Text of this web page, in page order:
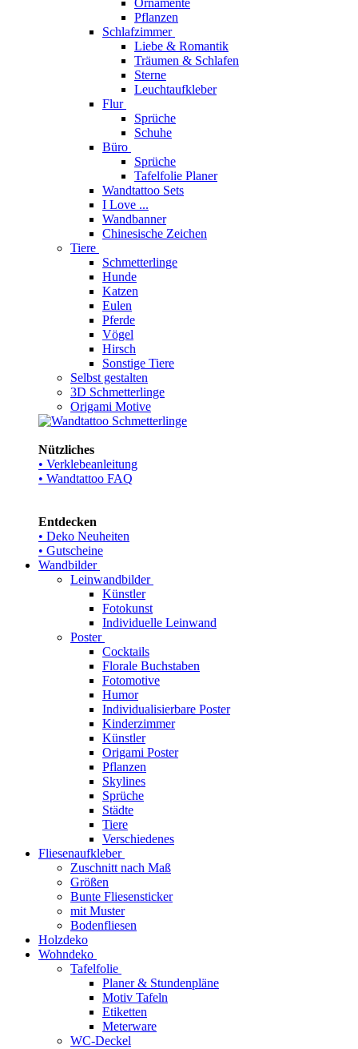
Ornamente
Pflanzen
Schlafzimmer
Liebe & Romantik
Träumen & Schlafen
Sterne
Leuchtaufkleber
Flur
Sprüche
Schuhe
Büro
Sprüche
Tafelfolie Planer
Wandtattoo Sets
I Love ...
Wandbanner
Chinesische Zeichen
Tiere
Schmetterlinge
Hunde
Katzen
Eulen
Pferde
Vögel
Hirsch
Sonstige Tiere
Selbst gestalten
3D Schmetterlinge
Origami Motive
Nützliches
• Verklebeanleitung
• Wandtattoo FAQ
Entdecken
• Deko Neuheiten
• Gutscheine
Wandbilder
Leinwandbilder
Künstler
Fotokunst
Individuelle Leinwand
Poster
Cocktails
Florale Buchstaben
Fotomotive
Humor
Individualisierbare Poster
Kinderzimmer
Künstler
Origami Poster
Pflanzen
Skylines
Sprüche
Städte
Tiere
Verschiedenes
Fliesenaufkleber
Zuschnitt nach Maß
Größen
Bunte Fliesensticker
mit Muster
Bodenfliesen
Holzdeko
Wohndeko
Tafelfolie
Planer & Stundenpläne
Motiv Tafeln
Etiketten
Meterware
WC-Deckel